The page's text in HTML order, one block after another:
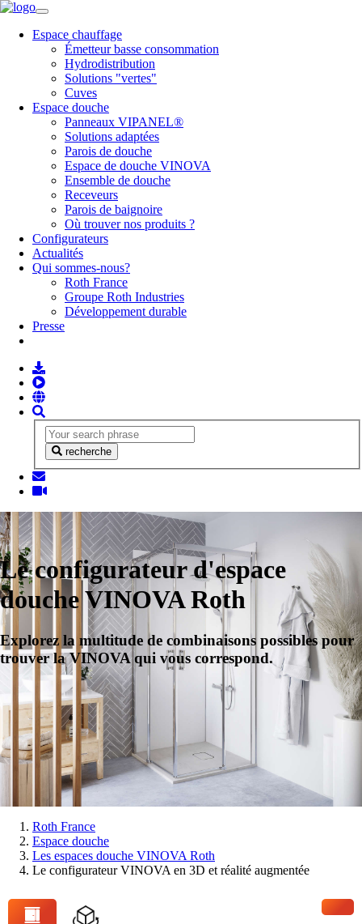
Espace chauffage
Émetteur basse consommation
Hydrodistribution
Solutions "vertes"
Cuves
Espace douche
Panneaux VIPANEL®
Solutions adaptées
Parois de douche
Espace de douche VINOVA
Ensemble de douche
Receveurs
Parois de baignoire
Où trouver nos produits ?
Configurateurs
Actualités
Qui sommes-nous?
Roth France
Groupe Roth Industries
Développement durable
Presse
recherche
Le configurateur d'espace
douche VINOVA Roth
Explorez la multitude de combinaisons possibles pour
trouver la VINOVA qui vous correspond.
Vous
êtes
Roth France
Espace douche
Les espaces douche VINOVA Roth
Le configurateur VINOVA en 3D et réalité augmentée